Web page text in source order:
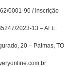
0001-90 / Inscrição
2023-13 – AFE:
20 – Palmas, TO